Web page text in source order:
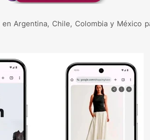
Argentina, Chile, Colombia y México